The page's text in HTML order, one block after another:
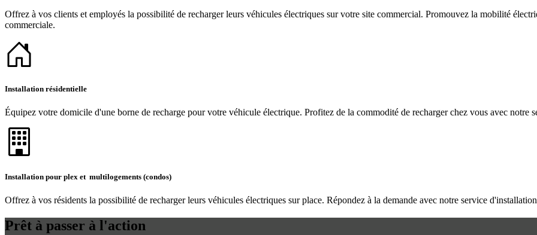
Offrez à vos clients et employés la possibilité de recharger leurs véhicules électriques sur votre site commercial. Promouvez la mobilité
commerciale.
Installation résidentielle
Équipez votre domicile d'une borne de recharge pour votre véhicule électrique. Profitez de la commodité de recharger chez vous avec notre
Installation pour plex et multilogements (condos)
Offrez à vos résidents la possibilité de recharger leurs véhicules électriques sur place. Répondez à la demande avec notre service
Prêt à passer à l'action